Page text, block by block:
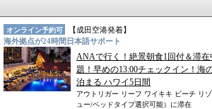
オンライン予約可 【成田空港発着】
海外拠点が24時間日本語サポート
ANAで行く！絶景朝食1回付＆滞
題！早めの13:00チェックイン！海
泊まる ハワイ5日間
アウトリガー リーフ ワイキキ ビーチ リ
ュー/ベッドタイプ選択可能）に滞在